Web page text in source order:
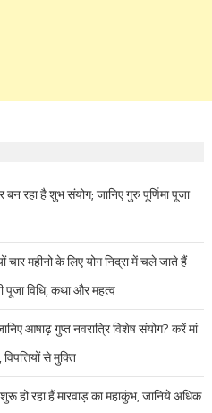
रहा है शुभ संयोग; जानिए गुरु पूर्णिमा पूजा
महीनो के लिए योग निद्रा में चले जाते हैं
पूजा विधि, कथा और महत्व
आषाढ़ गुप्त नवरात्रि विशेष संयोग? करें मां
विपत्तियों से मुक्ति
रहा हैं मारवाड़ का महाकुंभ, जानिये अधिक